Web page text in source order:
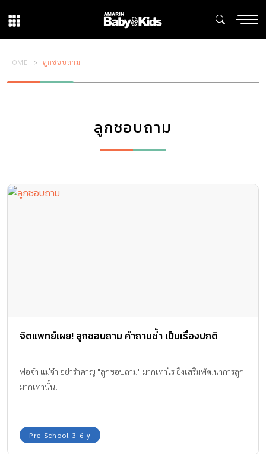
HOME ลูกชอบถาม
ลูกชอบถาม
จิตแพทย์เผย! ลูกชอบถาม คำถามซ้ำ เป็นเรื่องปกติ
พ่อจ๋า แม่จ๋า อย่ารำคาญ "ลูกชอบถาม" มากเท่าไร ยิ่งเสริมพัฒนาการลูก
มากเท่านั้น!
Pre-School 3-6 y